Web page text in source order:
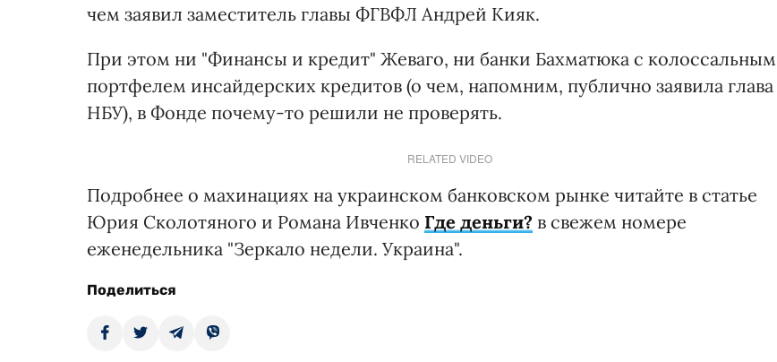
чем заявил заместитель главы ФГВФЛ Андрей Кияк.
При этом ни "Финансы и кредит" Жеваго, ни банки Бахматюка с колоссальным
портфелем инсайдерских кредитов (о чем, напомним, публично заявила глава
НБУ), в Фонде почему-то решили не проверять.
RELATED VIDEO
Подробнее о махинациях на украинском банковском рынке читайте в статье
Юрия Сколотяного и Романа Ивченко Где деньги? в свежем номере
еженедельника "Зеркало недели. Украина".
Поделиться